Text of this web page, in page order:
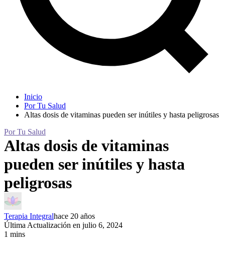
Inicio
Por Tu Salud
Altas dosis de vitaminas pueden ser inútiles y hasta peligrosas
Por Tu Salud
Altas dosis de vitaminas
pueden ser inútiles y hasta
peligrosas
Terapia Integralhace 20 años
Última Actualización en julio 6, 2024
1 mins